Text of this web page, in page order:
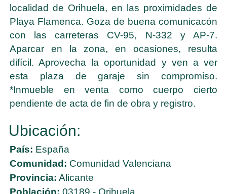
localidad de Orihuela, en las proximidades de
Playa Flamenca. Goza de buena comunicacón
con las carreteras CV-95, N-332 y AP-7.
Aparcar en la zona, en ocasiones, resulta
difícil. Aprovecha la oportunidad y ven a ver
esta plaza de garaje sin compromiso.
*Inmueble en venta como cuerpo cierto
pendiente de acta de fin de obra y registro.
Ubicación:
País: España
Comunidad: Comunidad Valenciana
Provincia: Alicante
Población: 03189 - Orihuela